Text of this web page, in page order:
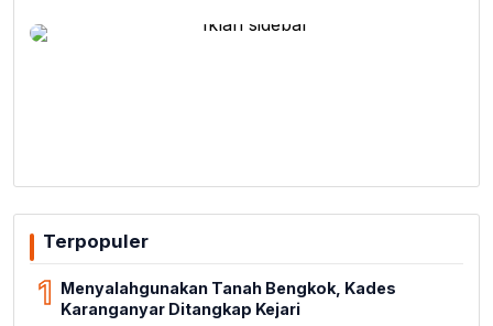
Terpopuler
1 Menyalahgunakan Tanah Bengkok, Kades
Karanganyar Ditangkap Kejari